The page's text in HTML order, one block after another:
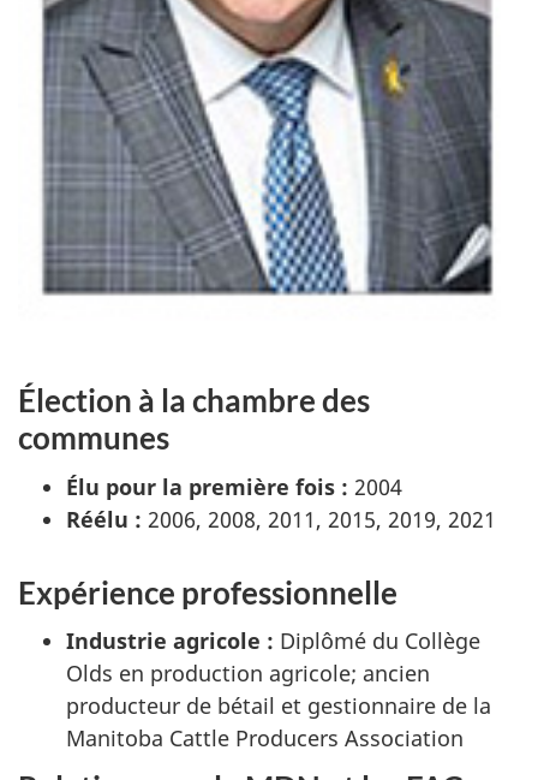
Élection à la chambre des
communes
Élu pour la première fois : 2004
Réélu : 2006, 2008, 2011, 2015, 2019, 2021
Expérience professionnelle
Industrie agricole : Diplômé du Collège
Olds en production agricole; ancien
producteur de bétail et gestionnaire de la
Manitoba Cattle Producers Association